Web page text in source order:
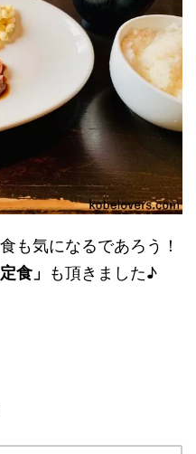
も気になるであろう！
食」 も頂きました♪